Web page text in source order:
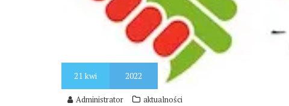
21 kwi 2022
Administrator aktualności